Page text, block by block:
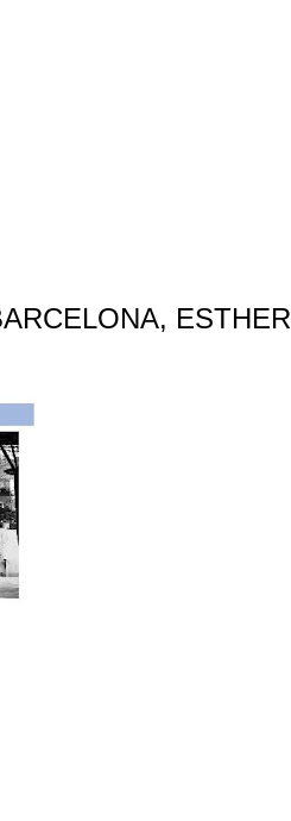
ESTHER